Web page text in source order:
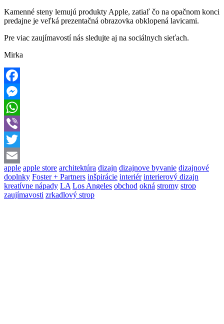
Kamenné steny lemujú produkty Apple, zatiaľ čo na opačnom konci
predajne je veľká prezentačná obrazovka obklopená lavicami.
Pre viac zaujímavostí nás sledujte aj na sociálnych sieťach.
Mirka
Facebook
Messenger
WhatsApp
Viber
Twitter
Email
apple apple store architektúra dizajn dizajnove byvanie dizajnové
doplnky Foster + Partners inšpirácie interiér interierový dizajn
kreatívne nápady LA Los Angeles obchod okná stromy strop
zaujímavosti zrkadlový strop